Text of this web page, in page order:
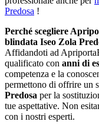
Predosa !
Perché scegliere
blindata Iseo Zola
Affidandoti ad
qualificato con anni di
competenza e la
permettono di offrire un
Predosa per la
tue aspettative. Non
con i nostri esperti.